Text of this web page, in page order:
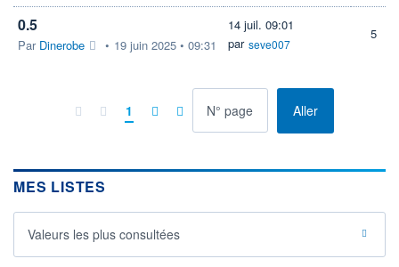
0.5
Par Dinerobe • 19 juin 2025 • 09:31
14 juil. 09:01
par seve007
5
1 Allerà la page
MES LISTES
Valeurs les plus consultées